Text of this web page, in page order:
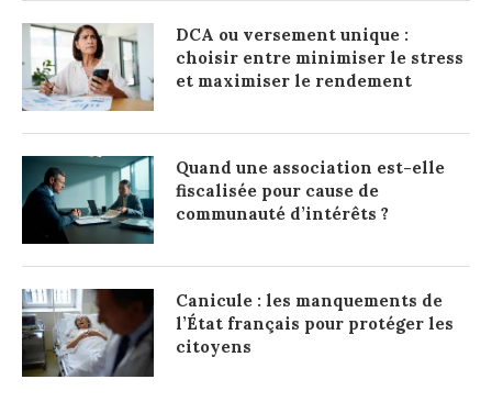
DCA ou versement unique :
choisir entre minimiser le stress
et maximiser le rendement
Quand une association est-elle
fiscalisée pour cause de
communauté d’intérêts ?
Canicule : les manquements de
l’État français pour protéger les
citoyens